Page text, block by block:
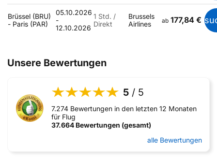
Brüssel (BRU)
- Paris (PAR)
05.10.2026
-
12.10.2026
1 Std. /
Direkt
Brussels
Airlines
ab 177,84 €
Unsere Bewertungen
5 / 5
7.274 Bewertungen in den letzten 12 Monaten
für Flug
37.664 Bewertungen (gesamt)
alle Bewertungen